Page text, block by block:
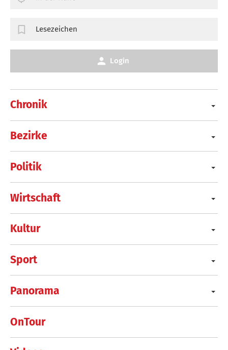
Chronik
Bezirke
Politik
Wirtschaft
Kultur
Sport
Panorama
OnTour
Lesezeichen
Login